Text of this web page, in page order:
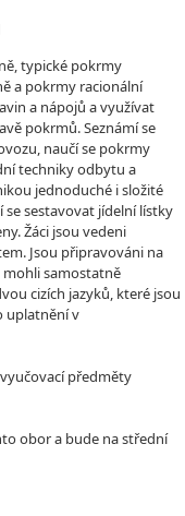
typické pokrmy
a pokrmy racionální
a nápojů a využívat
pokrmů. Seznámí se
naučí se pokrmy
techniky odbytu a
jednoduché i složité
sestavovat jídelní lístky
Žáci jsou vedeni
Jsou připravováni na
samostatně
cizích jazyků, které jsou
uplatnění v
předměty
obor a bude na střední